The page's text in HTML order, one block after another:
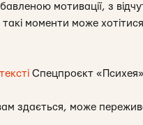
мотивації, з
моменти може
тексті Спецпроєкт «Психея»
здається, може